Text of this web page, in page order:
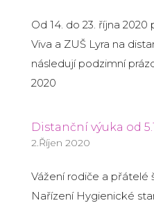
Od 14. do 23. října
Viva a ZUŠ Lyra na
následují podzimní
2020
Distanční výuka od
2.Říjen 2020
Vážení rodiče a přátelé
Nařízení Hygienické